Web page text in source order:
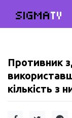
SIGMATV
Противник
кількість з